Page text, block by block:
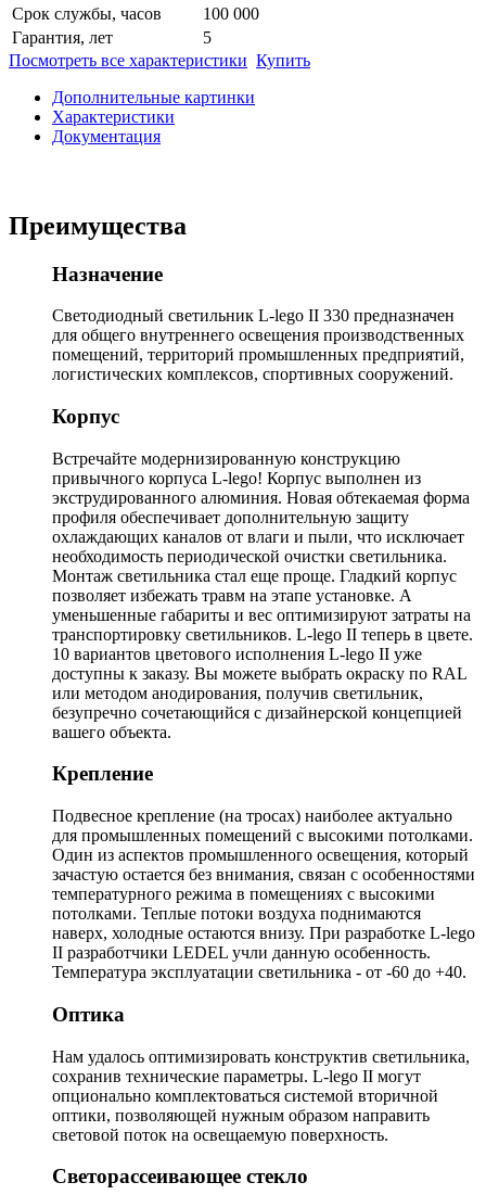
Срок службы, часов
100 000
Гарантия, лет
5
Посмотреть все характеристики Купить
Дополнительные картинки
Характеристики
Документация
Преимущества
Назначение
Светодиодный светильник L-lego II 330 предназначен
для общего внутреннего освещения производственных
помещений, территорий промышленных предприятий,
логистических комплексов, спортивных сооружений.
Корпус
Встречайте модернизированную конструкцию
привычного корпуса L-lego! Корпус выполнен из
экструдированного алюминия. Новая обтекаемая форма
профиля обеспечивает дополнительную защиту
охлаждающих каналов от влаги и пыли, что исключает
необходимость периодической очистки светильника.
Монтаж светильника стал еще проще. Гладкий корпус
позволяет избежать травм на этапе установке. А
уменьшенные габариты и вес оптимизируют затраты на
транспортировку светильников. L-lego II теперь в цвете.
10 вариантов цветового исполнения L-lego II уже
доступны к заказу. Вы можете выбрать окраску по RAL
или методом анодирования, получив светильник,
безупречно сочетающийся с дизайнерской концепцией
вашего объекта.
Крепление
Подвесное крепление (на тросах) наиболее актуально
для промышленных помещений с высокими потолками.
Один из аспектов промышленного освещения, который
зачастую остается без внимания, связан с особенностями
температурного режима в помещениях с высокими
потолками. Теплые потоки воздуха поднимаются
наверх, холодные остаются внизу. При разработке L-lego
II разработчики LEDEL учли данную особенность.
Температура эксплуатации светильника - от -60 до +40.
Оптика
Нам удалось оптимизировать конструктив светильника,
сохранив технические параметры. L-lego II могут
опционально комплектоваться системой вторичной
оптики, позволяющей нужным образом направить
световой поток на освещаемую поверхность.
Светорассеивающее стекло